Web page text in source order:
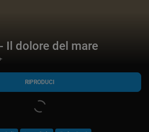
Il dolore del mare
RIPRODUCI